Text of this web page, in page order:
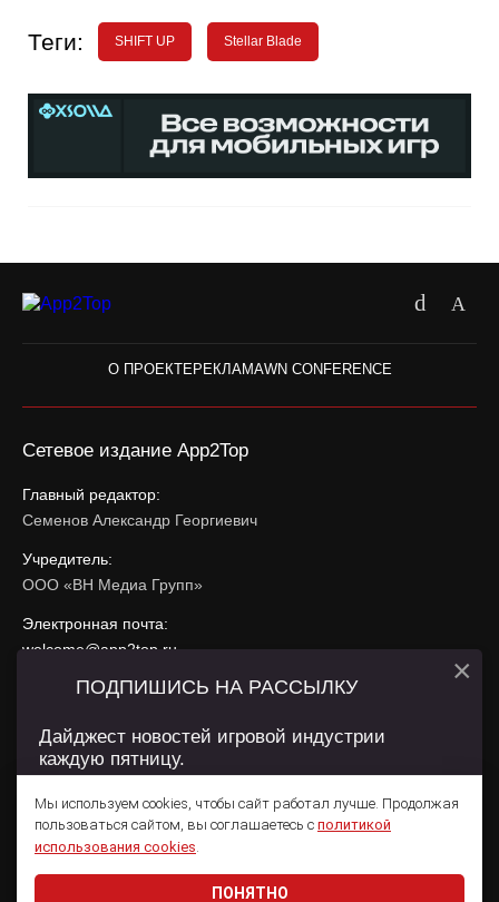
Теги: SHIFT UP Stellar Blade
О ПРОЕКТЕРЕКЛАМАWN CONFERENCE
Сетевое издание App2Top
Главный редактор:
Семенов Александр Георгиевич
Учредитель:
ООО «ВН Медиа Групп»
Электронная почта:
welcome@app2top.ru
При использовании материалов активная ссылка на
Сайт использует IP адреса, cookie, данные геолокации
использования содержатся вПолитике конфиденциальностии
Пользовательском соглашении .
Мы используем cookies, чтобы сайт работал лучше. Продолжая
пользоваться сайтом, вы соглашаетесь с политикой
использования cookies.
ПОНЯТНО
ПОДПИШИСЬ НА РАССЫЛКУ
Дайджест новостей игровой индустрии
каждую пятницу.
Даю согласие на обработкуперсональных данных
×